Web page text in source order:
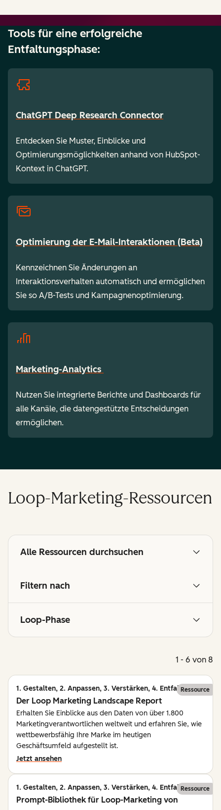
Tools für eine erfolgreiche
Entfaltungsphase:
ChatGPT Deep Research Connector
Entdecken Sie Muster, Einblicke und
Optimierungsmöglichkeiten anhand von HubSpot-
Kontext in ChatGPT.
Optimierung der E-Mail-Interaktionen (Beta)
Kennzeichnen Sie Änderungen an
Interaktionsverhalten automatisch und ermöglichen
Sie so A/B-Tests und Kampagnenoptimierung.
Marketing-Analytics
Nutzen Sie integrierte Berichte und Dashboards für
alle Kanäle, die datengestützte Entscheidungen
ermöglichen.
Loop-Marketing-Ressourcen
Alle Ressourcen durchsuchen
Filtern nach
Loop-Phase
1 - 6 von 8
1. Gestalten, 2. Anpassen, 3. Verstärken, 4. EntfaltenRessource
Der Loop Marketing Landscape Report
Erhalten Sie Einblicke aus den Daten von über 1.800
Marketingverantwortlichen weltweit und erfahren Sie, wie
wettbewerbsfähig Ihre Marke im heutigen
Geschäftsumfeld aufgestellt ist.
Jetzt ansehen
1. Gestalten, 2. Anpassen, 3. Verstärken, 4. EntfaltenRessource
Prompt-Bibliothek für Loop-Marketing von